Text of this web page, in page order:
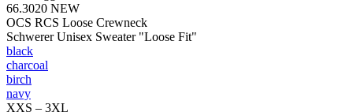
66.3020 NEW
OCS RCS Loose Crewneck
Schwerer Unisex Sweater "Loose Fit"
black
charcoal
birch
navy
XXS – 3XL